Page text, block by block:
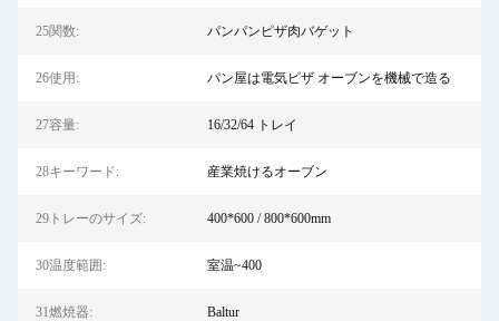
25関数: パンパンピザ肉バゲット
26使用: パン屋は電気ピザ オーブンを機械で造る
27容量: 16/32/64 トレイ
28キーワード: 産業焼けるオーブン
29トレーのサイズ: 400*600 / 800*600mm
30温度範囲: 室温~400
31燃焼器: Baltur